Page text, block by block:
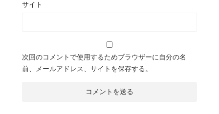
サイト
次回のコメントで使用するためブラウザーに自分の名
前、メールアドレス、サイトを保存する。